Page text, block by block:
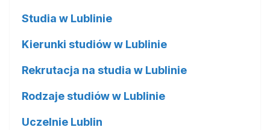
Studia w Lublinie
Kierunki studiów w Lublinie
Rekrutacja na studia w Lublinie
Rodzaje studiów w Lublinie
Uczelnie Lublin